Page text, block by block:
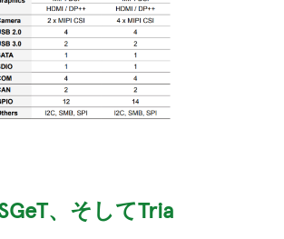
、そしてTria